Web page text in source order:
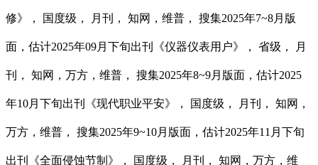
修》， 国度级， 月刊， 知网，维普， 搜集2025年7~8月版
面，估计2025年09月下旬出刊《仪器仪表用户》， 省级， 月
刊， 知网，万方，维普， 搜集2025年8~9月版面，估计2025
年10月下旬出刊《现代职业平安》， 国度级， 月刊， 知网，
万方，维普， 搜集2025年9~10月版面，估计2025年11月下旬
出刊《全面侵蚀节制》， 国度级， 月刊， 知网，万方，维